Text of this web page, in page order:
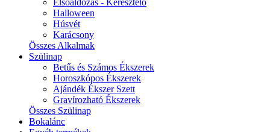
Elsőáldozás - Keresztelő
Halloween
Húsvét
Karácsony
Összes Alkalmak
Szülinap
Betűs és Számos Ékszerek
Horoszkópos Ékszerek
Ajándék Ékszer Szett
Gravírozható Ékszerek
Összes Szülinap
Bokalánc